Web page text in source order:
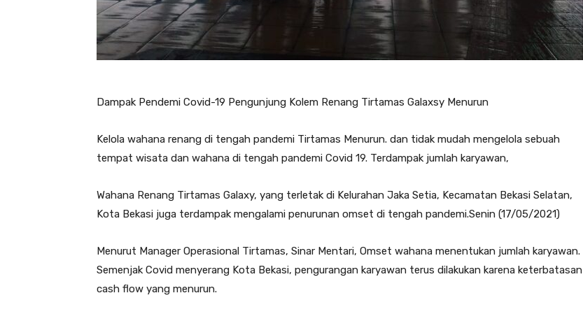
Dampak Pendemi Covid-19 Pengunjung Kolem Renang Tirtamas Galaxsy Menurun
Kelola wahana renang di tengah pandemi Tirtamas Menurun. dan tidak mudah mengelola sebuah
tempat wisata dan wahana di tengah pandemi Covid 19. Terdampak jumlah karyawan,
Wahana Renang Tirtamas Galaxy, yang terletak di Kelurahan Jaka Setia, Kecamatan Bekasi Selatan,
Kota Bekasi juga terdampak mengalami penurunan omset di tengah pandemi.Senin (17/05/2021)
Menurut Manager Operasional Tirtamas, Sinar Mentari, Omset wahana menentukan jumlah karyawan.
Semenjak Covid menyerang Kota Bekasi, pengurangan karyawan terus dilakukan karena keterbatasan
cash flow yang menurun.